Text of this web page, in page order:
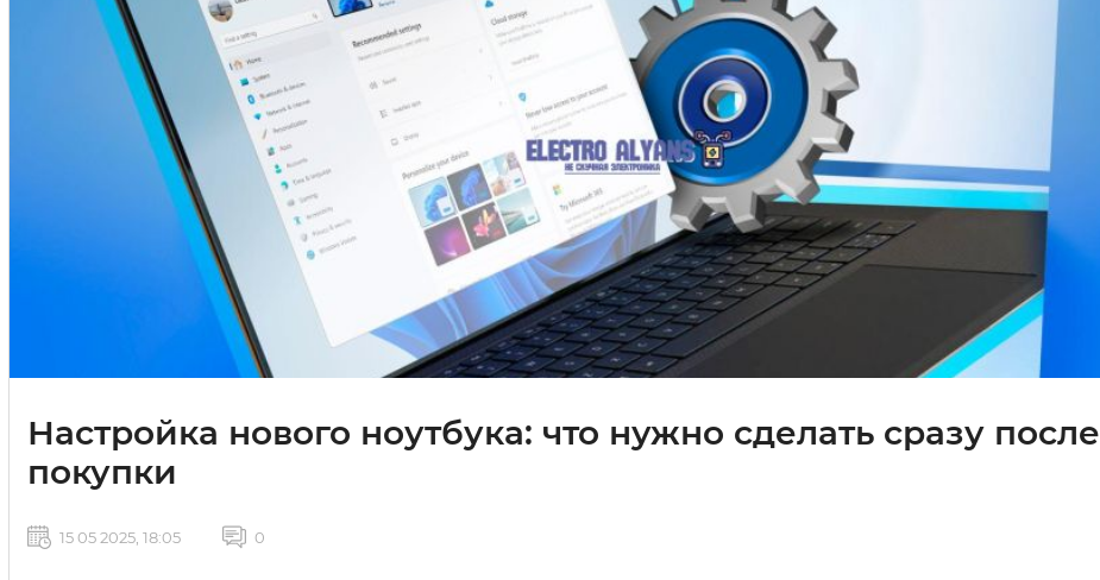
Настройка нового ноутбука: что нужно сделать сразу после
покупки
15 05 2025, 18:05 0